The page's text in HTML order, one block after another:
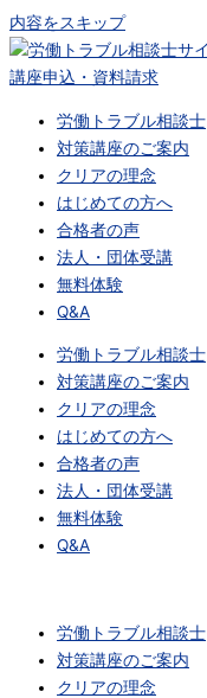
内容をスキップ
講座申込・資料請求
労働トラブル相談士
対策講座のご案内
クリアの理念
はじめての方へ
合格者の声
法人・団体受講
無料体験
Q&A
労働トラブル相談士
対策講座のご案内
クリアの理念
はじめての方へ
合格者の声
法人・団体受講
無料体験
Q&A
労働トラブル相談士
対策講座のご案内
クリアの理念